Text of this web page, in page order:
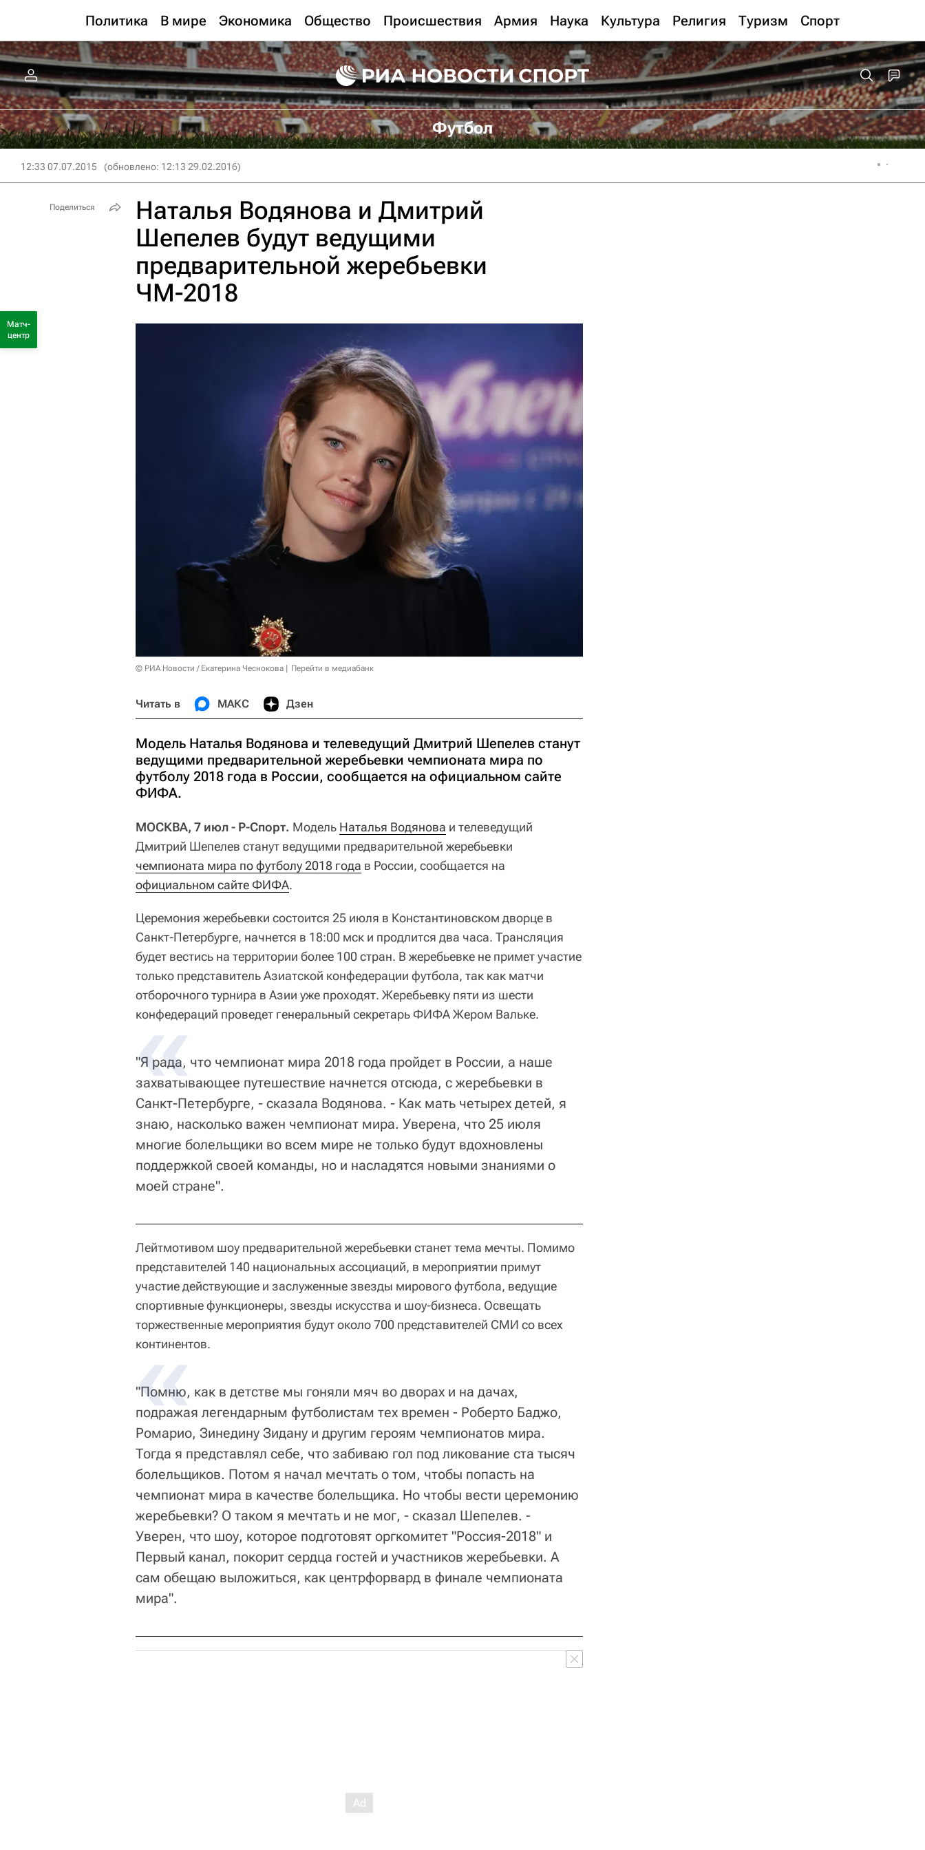
Политика В мире Экономика Общество Происшествия Армия Наука Культура Религия Туризм Спорт
Футбол
12:33 07.07.2015 (обновлено: 12:13 29.02.2016)
Наталья Водянова и Дмитрий
Шепелев будут ведущими
предварительной жеребьевки
ЧМ-2018
© РИА Новости / Екатерина Чеснокова Перейти в медиабанк
Читать в МАКС Дзен
Модель Наталья Водянова и телеведущий Дмитрий Шепелев станут
ведущими предварительной жеребьевки чемпионата мира по
футболу 2018 года в России, сообщается на официальном сайте
ФИФА.
МОСКВА, 7 июл - Р-Спорт. Модель Наталья Водянова и телеведущий
Дмитрий Шепелев станут ведущими предварительной жеребьевки
чемпионата мира по футболу 2018 года в России, сообщается на
официальном сайте ФИФА.
Церемония жеребьевки состоится 25 июля в Константиновском дворце в
Санкт-Петербурге, начнется в 18:00 мск и продлится два часа. Трансляция
будет вестись на территории более 100 стран. В жеребьевке не примет участие
только представитель Азиатской конфедерации футбола, так как матчи
отборочного турнира в Азии уже проходят. Жеребьевку пяти из шести
конфедераций проведет генеральный секретарь ФИФА Жером Вальке.
"Я рада, что чемпионат мира 2018 года пройдет в России, а наше
захватывающее путешествие начнется отсюда, с жеребьевки в
Санкт-Петербурге, - сказала Водянова. - Как мать четырех детей, я
знаю, насколько важен чемпионат мира. Уверена, что 25 июля
многие болельщики во всем мире не только будут вдохновлены
поддержкой своей команды, но и насладятся новыми знаниями о
моей стране".
Лейтмотивом шоу предварительной жеребьевки станет тема мечты. Помимо
представителей 140 национальных ассоциаций, в мероприятии примут
участие действующие и заслуженные звезды мирового футбола, ведущие
спортивные функционеры, звезды искусства и шоу-бизнеса. Освещать
торжественные мероприятия будут около 700 представителей СМИ со всех
континентов.
"Помню, как в детстве мы гоняли мяч во дворах и на дачах,
подражая легендарным футболистам тех времен - Роберто Баджо,
Ромарио, Зинедину Зидану и другим героям чемпионатов мира.
Тогда я представлял себе, что забиваю гол под ликование ста тысяч
болельщиков. Потом я начал мечтать о том, чтобы попасть на
чемпионат мира в качестве болельщика. Но чтобы вести церемонию
жеребьевки? О таком я мечтать и не мог, - сказал Шепелев. -
Уверен, что шоу, которое подготовят оргкомитет "Россия-2018" и
Первый канал, покорит сердца гостей и участников жеребьевки. А
сам обещаю выложиться, как центрфорвард в финале чемпионата
мира".
Поделиться
Матч-
центр